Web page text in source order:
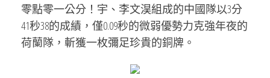
零點零一公分！宇、李文淏組成的中國隊以3分
41秒38的成績，僅0.09秒的微弱優勢力克強年夜的
荷蘭隊，斬獲一枚彌足珍貴的銅牌。